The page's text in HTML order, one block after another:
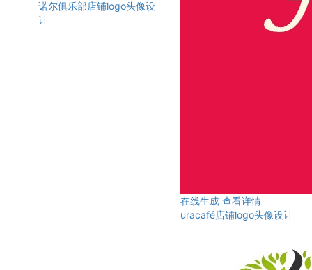
诺尔俱乐部店铺logo头像设
计
在线生成 查看详情
uracafé店铺logo头像设计